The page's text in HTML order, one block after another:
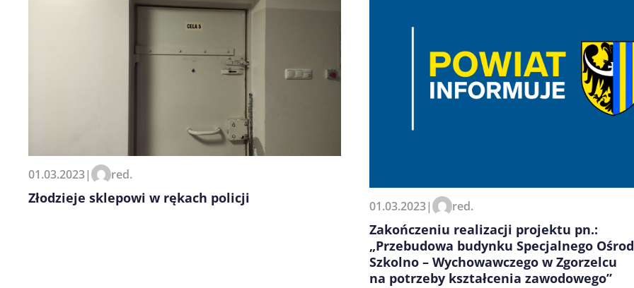
01.03.2023| red.
Złodzieje sklepowi w rękach policji
01.03.2023| red.
Zakończeniu realizacji projektu pn.:
„Przebudowa budynku Specjalnego
Szkolno – Wychowawczego w Zgorzelcu
na potrzeby kształcenia zawodowego”